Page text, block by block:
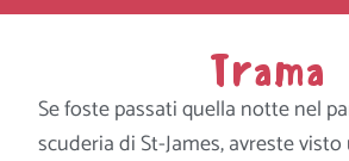
Trama
Se foste passati quella notte nel
scuderia di St-James, avreste